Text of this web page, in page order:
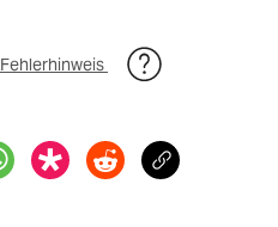
Fehlerhinweis